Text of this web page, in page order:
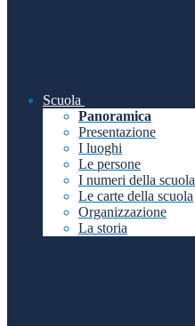
Scuola
Panoramica
Presentazione
I luoghi
Le persone
I numeri della scuola
Le carte della scuola
Organizzazione
La storia